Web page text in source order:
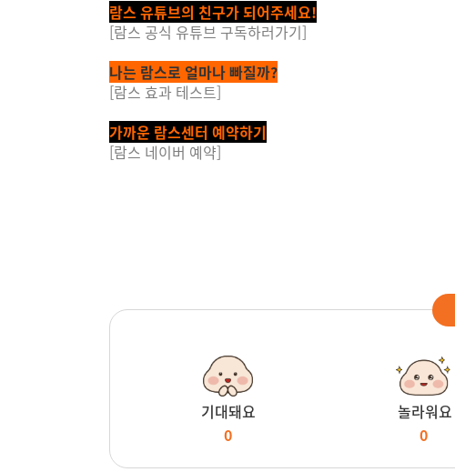
람스 유튜브의 친구가 되어주세요!
[람스 공식 유튜브 구독하러가기]
나는 람스로 얼마나 빠질까?
[람스 효과 테스트]
가까운 람스센터 예약하기
[람스 네이버 예약]
기대돼요
0
놀라워요
0